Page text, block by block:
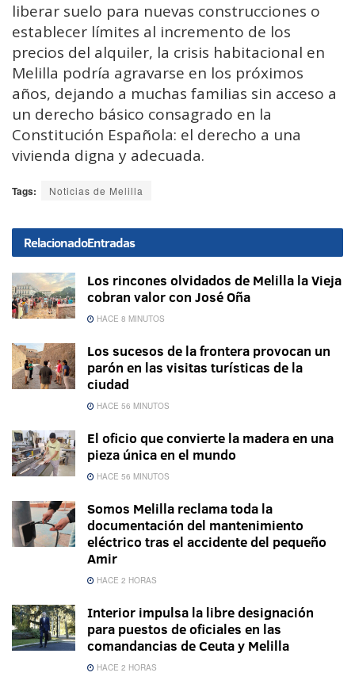
liberar suelo para nuevas construcciones o
establecer límites al incremento de los
precios del alquiler, la crisis habitacional en
Melilla podría agravarse en los próximos
años, dejando a muchas familias sin acceso a
un derecho básico consagrado en la
Constitución Española: el derecho a una
vivienda digna y adecuada.
Tags: Noticias de Melilla
RelacionadoEntradas
Los rincones olvidados de Melilla la Vieja
cobran valor con José Oña
HACE 8 MINUTOS
Los sucesos de la frontera provocan un
parón en las visitas turísticas de la
ciudad
HACE 56 MINUTOS
El oficio que convierte la madera en una
pieza única en el mundo
HACE 56 MINUTOS
Somos Melilla reclama toda la
documentación del mantenimiento
eléctrico tras el accidente del pequeño
Amir
HACE 2 HORAS
Interior impulsa la libre designación
para puestos de oficiales en las
comandancias de Ceuta y Melilla
HACE 2 HORAS